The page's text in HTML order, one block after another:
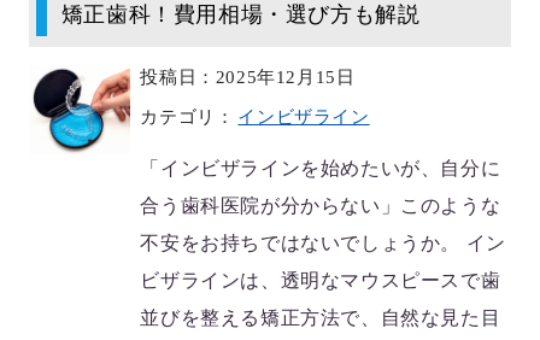
矯正歯科！費用相場・選び方も解説
投稿日：2025年12月15日
カテゴリ： インビザライン
「インビザラインを始めたいが、自分に
合う歯科医院が分からない」このような
不安をお持ちではないでしょうか。 イン
ビザラインは、透明なマウスピースで歯
並びを整える矯正方法で、自然な見た目